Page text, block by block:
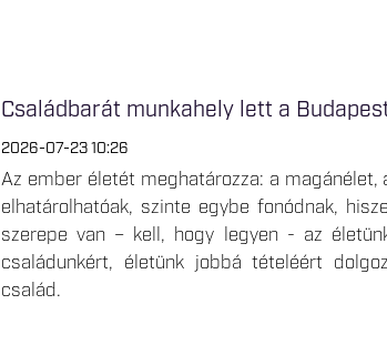
Családbarát munkahely lett a
2026-07-23 10:26
Az ember életét meghatározza: a
elhatárolhatóak, szinte egybe fonódnak,
szerepe van – kell, hogy legyen - az
családunkért, életünk jobbá tételéért
család.